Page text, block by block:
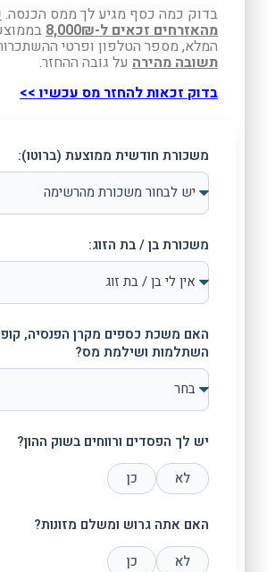
בדוק כמה כסף מגיע לך ממס הכנסה. כ-
מהאזרחים זכאים ל-8,000₪ בממוצע.
המלא, מספר הטלפון ופרטי ההשתכרות
תשובה מהירהעל גובה ההחזר.
בדוק זכאות להחזר מס עכשיו >>
משכורת חודשית ממוצעת (ברוטו):
משכורת בן / בת הזוג:
האם משכת כספים מקרן הפנסיה, קופת
השתלמות ושילמת מס?
יש לך הפסדים ורווחים בשוק ההון?
לא
כן
האם אתה גרוש ומשלם מזונות?
לא
כן